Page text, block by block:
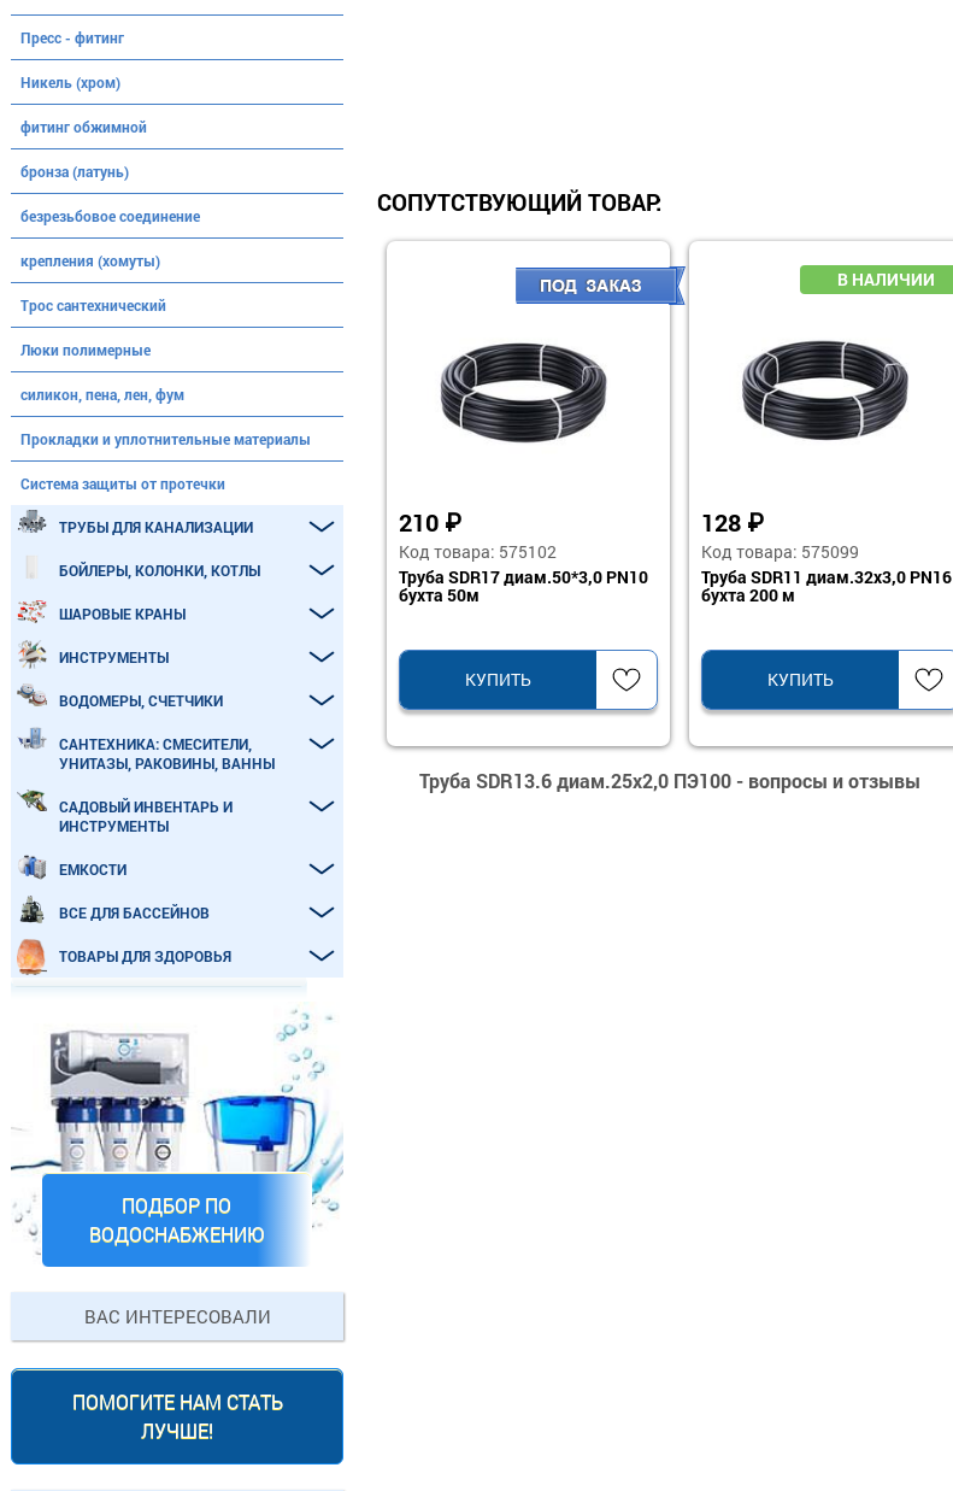
СОПУТСТВУЮЩИЙ ТОВАР:
210 ₽
Код товара: 575102
Труба SDR17 диам.50*3,0 PN10
бухта 50м
КУПИТЬ
128 ₽
Код товара: 575099
Труба SDR11 диам.32х3,0 PN16
бухта 200 м
КУПИТЬ
Труба SDR13.6 диам.25х2,0 ПЭ100 - вопросы и отзывы
Пресс - фитинг
Никель (хром)
фитинг обжимной
бронза (латунь)
безрезьбовое соединение
крепления (хомуты)
Трос сантехнический
Люки полимерные
силикон, пена, лен, фум
Прокладки и уплотнительные материалы
Система защиты от протечки
ТРУБЫ ДЛЯ КАНАЛИЗАЦИИ
БОЙЛЕРЫ, КОЛОНКИ, КОТЛЫ
ШАРОВЫЕ КРАНЫ
ИНСТРУМЕНТЫ
ВОДОМЕРЫ, СЧЕТЧИКИ
САНТЕХНИКА: СМЕСИТЕЛИ,
УНИТАЗЫ, РАКОВИНЫ, ВАННЫ
САДОВЫЙ ИНВЕНТАРЬ И
ИНСТРУМЕНТЫ
ЕМКОСТИ
ВСЕ ДЛЯ БАССЕЙНОВ
ТОВАРЫ ДЛЯ ЗДОРОВЬЯ
ПОДБОР ПО
ВОДОСНАБЖЕНИЮ
ВАС ИНТЕРЕСОВАЛИ
ПОМОГИТЕ НАМ СТАТЬ
ЛУЧШЕ!